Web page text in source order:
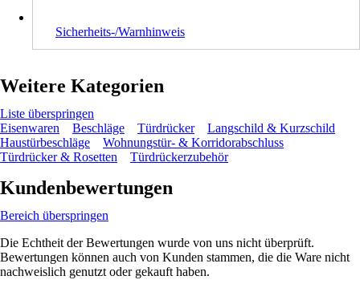
Sicherheits-/Warnhinweis
Weitere Kategorien
Liste überspringen
Eisenwaren
Beschläge Türdrücker
Langschild & Kurzschild
Haustürbeschläge
Wohnungstür- & Korridorabschluss
Türdrücker & Rosetten
Türdrückerzubehör
Kundenbewertungen
Bereich überspringen
Die Echtheit der Bewertungen wurde von uns nicht überprüft.
Bewertungen können auch von Kunden stammen, die die Ware nicht
nachweislich genutzt oder gekauft haben.